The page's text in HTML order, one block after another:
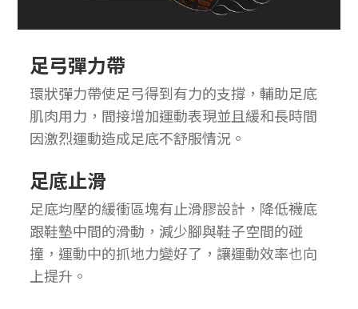
足弓彈力帶
環狀彈力帶使足弓得到有力的支撐，輔助足底
肌肉用力，間接增加運動表現並且緩和長時間
因激烈運動造成足底不舒服情況。
足底止滑
足底均壓的緩衝區塊有止滑膠設計，降低襪底
跟鞋墊中間的滑動，減少腳與鞋子空間的碰
撞，運動中的抓地力變好了，讓運動效率也向
上提升。